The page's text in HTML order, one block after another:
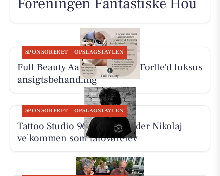
SPONSORERET OPSLAGSTAVLEN
Full Beauty Aalborg tilbyder Forlle'd luksus
ansigtsbehandling
SPONSORERET OPSLAGSTAVLEN
Tattoo Studio 96 Aalborg byder Nikolaj
velkommen som tatovørelev